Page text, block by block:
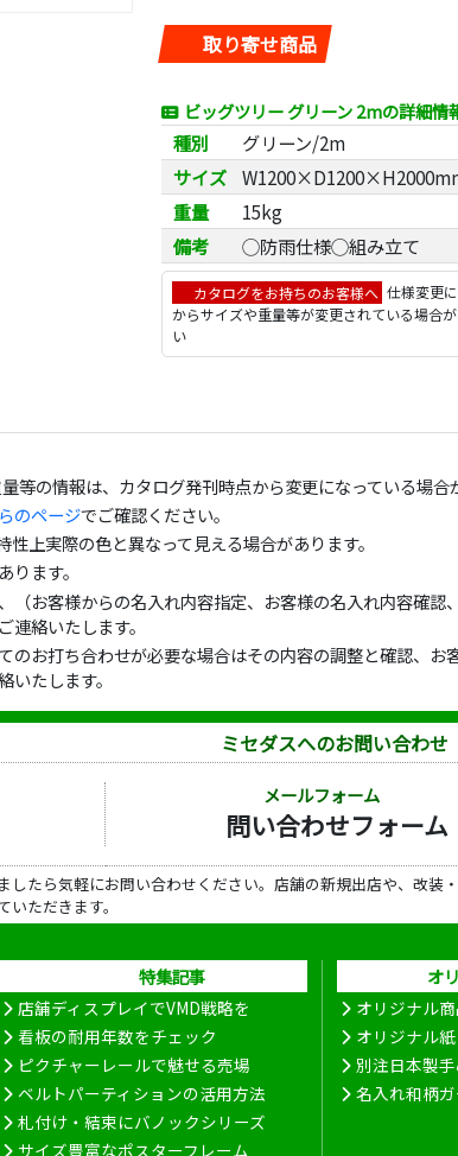
取り寄せ商品
ビッグツリー グリーン 2mの詳細情
種別
グリーン/2m
サイズ
重量
15kg
備考
◯防雨仕様◯組み立て
カタログをお持ちのお客様へ 仕様変更
からサイズや重量等が変更されている場合
い
の情報は、カタログ発刊時点から変更になっている場
のページでご確認ください。
上実際の色と異なって見える場合があります。
ます。
お客様からの名入れ内容指定、お客様の名入れ内容確
絡いたします。
のお打ち合わせが必要な場合はその内容の調整と確認、
たします。
ミセダスへのお問い合わせ
メールフォーム
問い合わせフォーム
したら気軽にお問い合わせください。店舗の新規出店や、改
ただきます。
特集記事
店舗ディスプレイでVMD戦略を
看板の耐用年数をチェック
ピクチャーレールで魅せる売場
ベルトパーティションの活用方法
札付け・結束にバノックシリーズ
サイズ豊富なポスターフレーム
オ
オリジナル
オリジナル
別注日本製
名入れ和柄